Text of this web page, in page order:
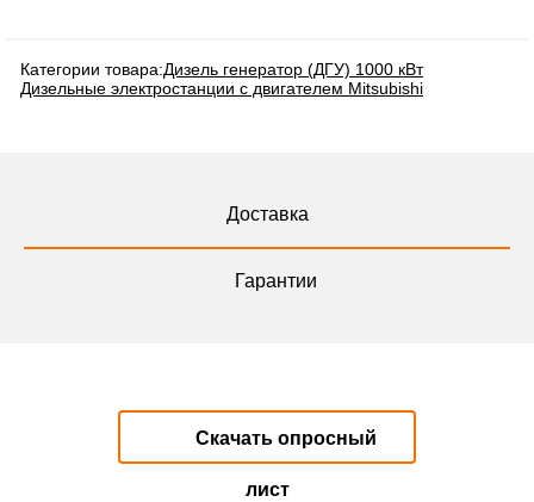
Категории товара:Дизель генератор (ДГУ) 1000 кВт
Дизельные электростанции с двигателем Mitsubishi
Доставка
Гарантии
Скачать опросный
лист